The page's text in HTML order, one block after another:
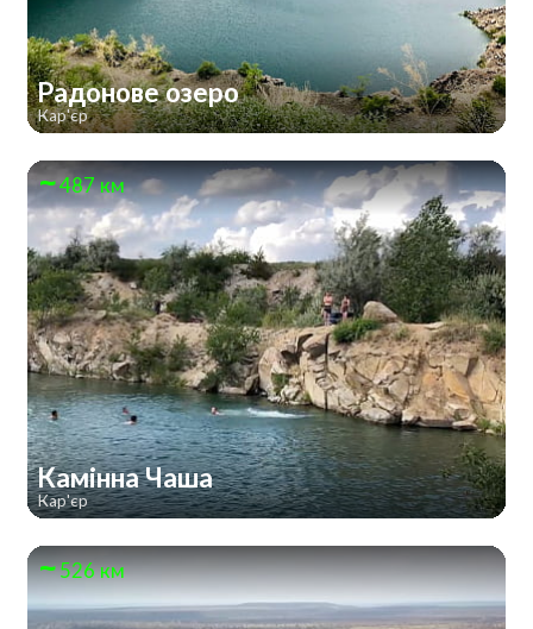
Радонове озеро
Кар'єр
487 км
Камінна Чаша
Кар'єр
526 км